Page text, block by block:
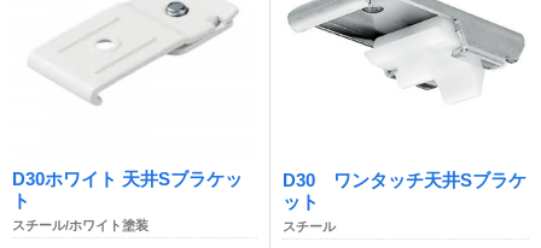
D30ホワイト 天井Sブラケッ
ト
スチール/ホワイト塗装
D30 ワンタッチ天井Sブラケ
ット
スチール